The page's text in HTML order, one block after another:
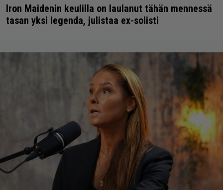
Iron Maidenin keulilla on laulanut tähän mennessä
tasan yksi legenda, julistaa ex-solisti